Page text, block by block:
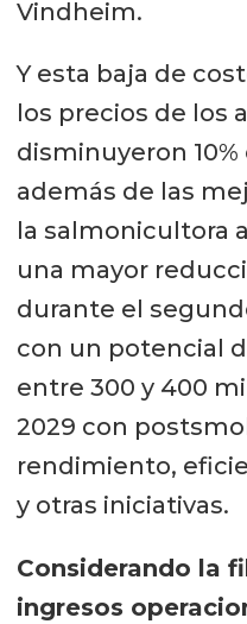
Vindheim.
Y esta baja de
los precios de los
disminuyeron
además de las
la salmonicultora
una mayor
durante el
con un potencial
entre 300 y 400
2029 con
rendimiento,
y otras iniciativas.
Considerando la
ingresos